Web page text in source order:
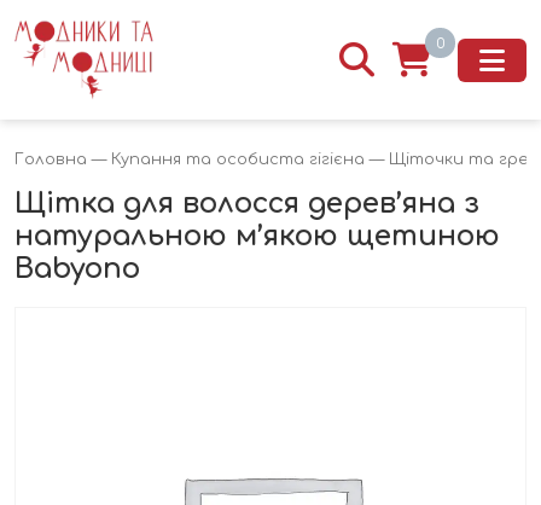
0
Головна — Купання та особиста гігієна — Щіточки та
Щітка для волосся дерев’яна з
натуральною м’якою щетиною
Babyono